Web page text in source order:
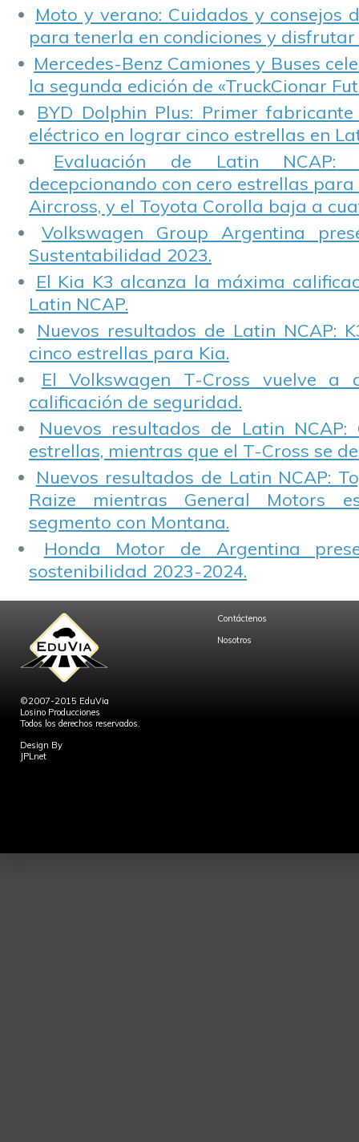
Moto y verano: Cuidados y consejos
para tenerla en condiciones y disfrutar
Mercedes-Benz Camiones y Buses
la segunda edición de «TruckCionar
BYD Dolphin Plus: Primer
eléctrico en lograr cinco estrellas en
Evaluación de Latin NCAP:
decepcionando con cero estrellas para
Aircross, y el Toyota Corolla baja a
Volkswagen Group Argentina
Sustentabilidad 2023.
El Kia K3 alcanza la máxima
Latin NCAP.
Nuevos resultados de Latin NCAP:
cinco estrellas para Kia.
El Volkswagen T-Cross vuelve a
calificación de seguridad.
Nuevos resultados de Latin NCAP:
estrellas, mientras que el T-Cross se
Nuevos resultados de Latin NCAP:
Raize mientras General Motors
segmento con Montana.
Honda Motor de Argentina
sostenibilidad 2023-2024.
©2007-2015 EduVia
Losino Producciones
Todos los derechos reservados.
Design By
JPLnet
Contáctenos
Nosotros